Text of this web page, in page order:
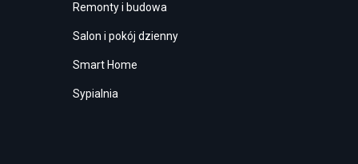
Remonty i budowa
Salon i pokój dzienny
Smart Home
Sypialnia